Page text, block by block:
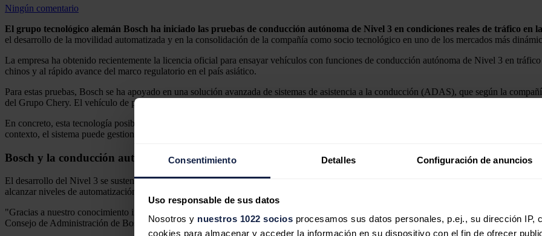
Consentimiento Detalles Configuración de anuncios
Uso responsable de sus datos
Nosotros y nuestros 1022 socios procesamos sus datos personales, p.ej., su dirección IP,
cookies para almacenar y acceder la información en su dispositivo con el fin de ofrecer
Ningún comentario
El grupo tecnológico alemán Bosch ha iniciado las pruebas de conducción autónoma de Nivel 3 en condiciones reales de tráfico en
el desarrollo de la movilidad automatizada y en la consolidación de la compañía como socio tecnológico en uno de los mercados más
La empresa ha obtenido recientemente la licencia oficial para ensayar vehículos con funciones de conducción autónoma de Nivel 3 en
chinos y al rápido avance del marco regulatorio en el país asiático.
Para estas pruebas, Bosch se ha apoyado en una solución avanzada de sistemas de asistencia a la conducción (ADAS), que según la
del Grupo Chery. El vehículo de pruebas es capaz de frenar, acelerar y girar de forma autónoma, sentando las bases para una conducción
En concreto, esta tecnología posibilita que el vehículo conduzca de forma autónoma en autopista, siempre que no se superen los 120
contexto, el sistema puede gestionar de manera independiente funciones como la aceleración, el frenado, el giro o los cambios de carril.
Bosch y la conducción autónoma
El desarrollo del Nivel 3 se sustenta en los nuevos avances de inteligencia artificial aplicados a la automoción. Según ha explicado la
alcanzar niveles de automatización superiores a los enfoques tradicionales basados únicamente en reglas.
"Gracias a nuestro conocimiento integral del vehículo y a nuestra experiencia en todos sus dominios, somos el socio ideal para que los
Consejo de Administración de Bosch y presidente de Bosch Mobility,Markus Heyn.